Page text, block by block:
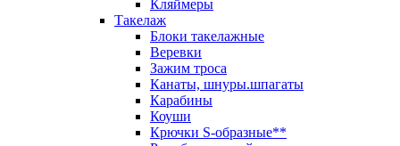
Кляймеры
Такелаж
Блоки такелажные
Веревки
Зажим троса
Канаты, шнуры.шпагаты
Карабины
Коуши
Крючки S-образные**